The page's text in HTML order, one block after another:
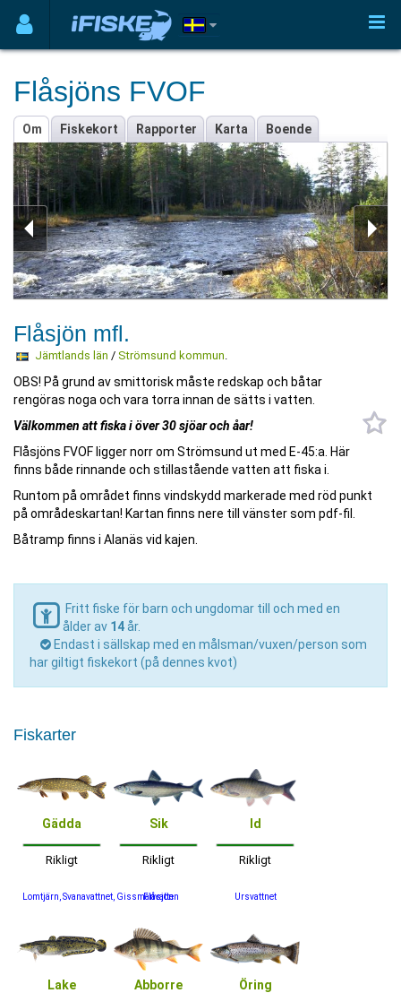
Flåsjöns FVOF
Om Fiskekort Rapporter Karta Boende
Flåsjön mfl.
Jämtlands län / Strömsund kommun.
OBS! På grund av smittorisk måste redskap och båtar
rengöras noga och vara torra innan de sätts i vatten.
Välkommen att fiska i över 30 sjöar och åar!
Flåsjöns FVOF ligger norr om Strömsund ut med E-45:a. Här
finns både rinnande och stillastående vatten att fiska i.
Runtom på området finns vindskydd markerade med röd punkt
på områdeskartan! Kartan finns nere till vänster som pdf-fil.
Båtramp finns i Alanäs vid kajen.
Fritt fiske för barn och ungdomar till och med en
ålder av 14år.
Endast i sällskap med en målsman/vuxen/person som
har giltigt fiskekort (på dennes kvot)
Fiskarter
Gädda
Rikligt
Lomtjärn, Svanavattnet, Gissmanvatten
Sik
Rikligt
Flåsjön
Id
Rikligt
Ursvattnet
Lake Abborre Öring